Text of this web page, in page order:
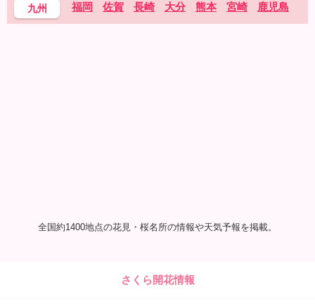
九州 福岡 佐賀 長崎 大分 熊本 宮崎 鹿児島
全国約1400地点の花見・桜名所の情報や天気予報を掲載。
さくら開花情報